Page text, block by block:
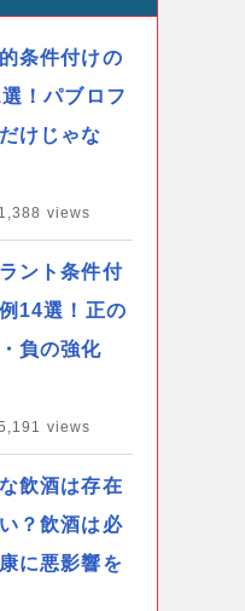
条件付けの
！パブロフ
けじゃな
views
ント条件付
14選！正の
負の強化
views
飲酒は存在
？飲酒は必
に悪影響を